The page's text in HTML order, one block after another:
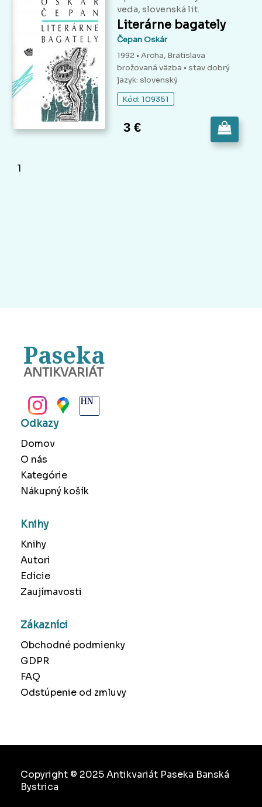
veda, slovenská lit.
Literárne bagately
Čepan Oskár
1992 • Archa, Bratislava
brožovaná väzba • stav dobrý
jazyk: slovenský
Kód: 109351
3 €
1
Paseka
ANTIKVARIÁT
Odkazy
Domov
O nás
Kategórie
Nákupný košík
Knihy
Knihy
Autori
Edície
Zaujímavosti
Zákazníci
Obchodné podmienky
GDPR
FAQ
Odstúpenie od zmluvy
Copyright © 2025 Antikvariát Paseka Banská
Bystrica